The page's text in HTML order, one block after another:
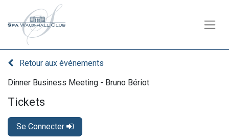
Retour aux événements
Dinner Business Meeting - Bruno Bériot
Tickets
Se Connecter